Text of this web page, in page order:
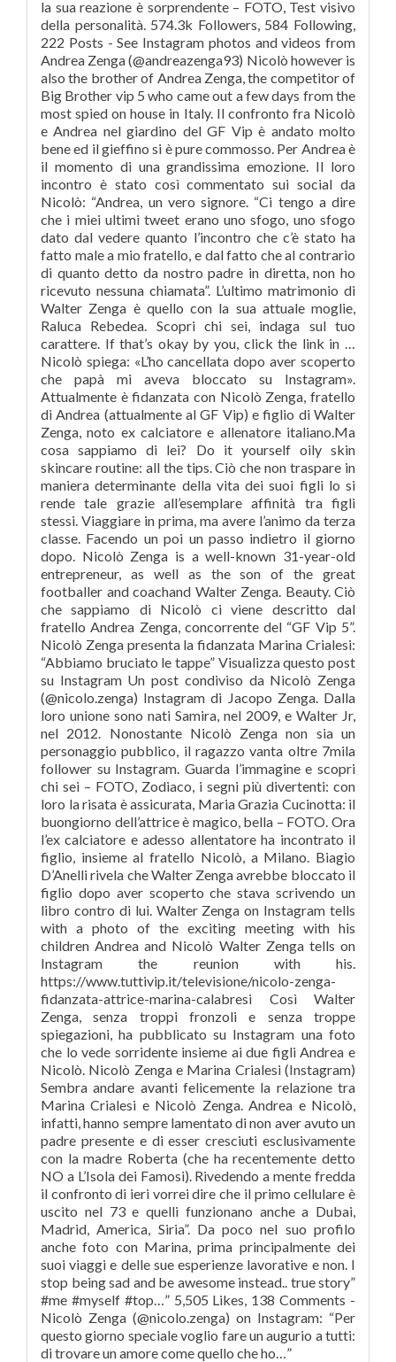
la sua reazione è sorprendente – FOTO, Test visivo
della personalità. 574.3k Followers, 584 Following,
222 Posts - See Instagram photos and videos from
Andrea Zenga (@andreazenga93) Nicolò however is
also the brother of Andrea Zenga, the competitor of
Big Brother vip 5 who came out a few days from the
most spied on house in Italy. Il confronto fra Nicolò
e Andrea nel giardino del GF Vip è andato molto
bene ed il gieffino si è pure commosso. Per Andrea è
il momento di una grandissima emozione. Il loro
incontro è stato così commentato sui social da
Nicolò: “Andrea, un vero signore. “Ci tengo a dire
che i miei ultimi tweet erano uno sfogo, uno sfogo
dato dal vedere quanto l’incontro che c’è stato ha
fatto male a mio fratello, e dal fatto che al contrario
di quanto detto da nostro padre in diretta, non ho
ricevuto nessuna chiamata”. L’ultimo matrimonio di
Walter Zenga è quello con la sua attuale moglie,
Raluca Rebedea. Scopri chi sei, indaga sul tuo
carattere. If that’s okay by you, click the link in …
Nicolò spiega: «L’ho cancellata dopo aver scoperto
che papà mi aveva bloccato su Instagram».
Attualmente è fidanzata con Nicolò Zenga, fratello
di Andrea (attualmente al GF Vip) e figlio di Walter
Zenga, noto ex calciatore e allenatore italiano.Ma
cosa sappiamo di lei? Do it yourself oily skin
skincare routine: all the tips. Ciò che non traspare in
maniera determinante della vita dei suoi figli lo si
rende tale grazie all’esemplare affinità tra figli
stessi. Viaggiare in prima, ma avere l’animo da terza
classe. Facendo un poi un passo indietro il giorno
dopo. Nicolò Zenga is a well-known 31-year-old
entrepreneur, as well as the son of the great
footballer and coachand Walter Zenga. Beauty. Ciò
che sappiamo di Nicolò ci viene descritto dal
fratello Andrea Zenga, concorrente del “GF Vip 5”.
Nicolò Zenga presenta la fidanzata Marina Crialesi:
“Abbiamo bruciato le tappe” Visualizza questo post
su Instagram Un post condiviso da Nicolò Zenga
(@nicolo.zenga) Instagram di Jacopo Zenga. Dalla
loro unione sono nati Samira, nel 2009, e Walter Jr,
nel 2012. Nonostante Nicolò Zenga non sia un
personaggio pubblico, il ragazzo vanta oltre 7mila
follower su Instagram. Guarda l’immagine e scopri
chi sei – FOTO, Zodiaco, i segni più divertenti: con
loro la risata è assicurata, Maria Grazia Cucinotta: il
buongiorno dell’attrice è magico, bella – FOTO. Ora
l’ex calciatore e adesso allentatore ha incontrato il
figlio, insieme al fratello Nicolò, a Milano. Biagio
D’Anelli rivela che Walter Zenga avrebbe bloccato il
figlio dopo aver scoperto che stava scrivendo un
libro contro di lui. Walter Zenga on Instagram tells
with a photo of the exciting meeting with his
children Andrea and Nicolò Walter Zenga tells on
Instagram the reunion with his.
https://www.tuttivip.it/televisione/nicolo-zenga-
fidanzata-attrice-marina-calabresi Così Walter
Zenga, senza troppi fronzoli e senza troppe
spiegazioni, ha pubblicato su Instagram una foto
che lo vede sorridente insieme ai due figli Andrea e
Nicolò. Nicolò Zenga e Marina Crialesi (Instagram)
Sembra andare avanti felicemente la relazione tra
Marina Crialesi e Nicolò Zenga. Andrea e Nicolò,
infatti, hanno sempre lamentato di non aver avuto un
padre presente e di esser cresciuti esclusivamente
con la madre Roberta (che ha recentemente detto
NO a L’Isola dei Famosi). Rivedendo a mente fredda
il confronto di ieri vorrei dire che il primo cellulare è
uscito nel 73 e quelli funzionano anche a Dubai,
Madrid, America, Siria”. Da poco nel suo profilo
anche foto con Marina, prima principalmente dei
suoi viaggi e delle sue esperienze lavorative e non. I
stop being sad and be awesome instead.. true story”
#me #myself #top…” 5,505 Likes, 138 Comments -
Nicolò Zenga (@nicolo.zenga) on Instagram: “Per
questo giorno speciale voglio fare un augurio a tutti:
di trovare un amore come quello che ho…”